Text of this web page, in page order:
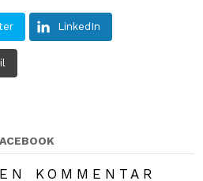
LinkedIn
KOMMENTAR